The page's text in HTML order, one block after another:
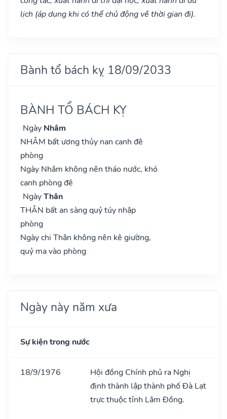
lịch (áp dụng khi có thể chủ động về thời gian đi).
Bành tổ bách kỵ 18/09/2033
BÀNH TỔ BÁCH KỴ
Ngày Nhâm
NHÂM bất ương thủy nan canh đê
phòng
Ngày Nhâm không nên tháo nước, khó
canh phòng đê
NgàyThân
THÂN bất an sàng quỷ túy nhập
phòng
Ngày chi Thân không nên kê giường,
quỷ ma vào phòng
Ngày này năm xưa
Sự kiện trong nước
18/9/1976
Hội đồng Chính phủ ra Nghị
định thành lập thành phố Đà Lạt
trực thuộc tỉnh Lâm Đồng.